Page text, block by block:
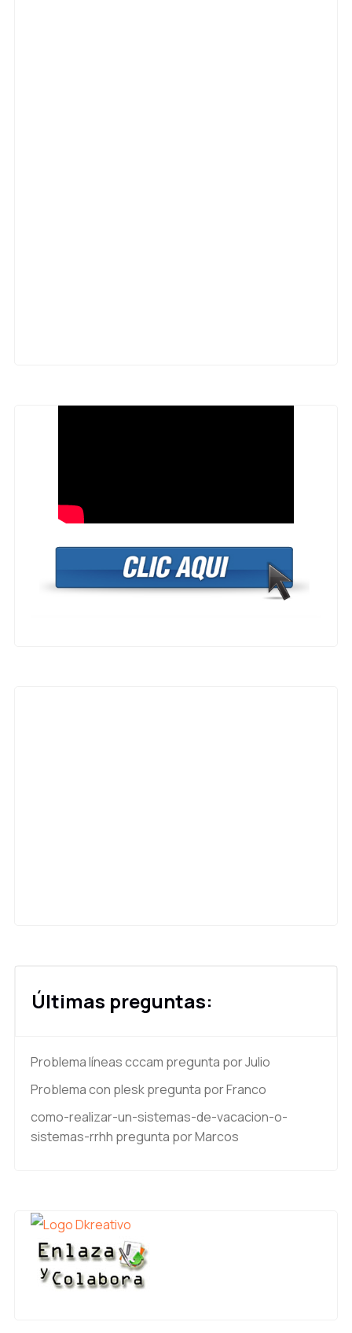
Últimas preguntas:
Problema líneas cccam pregunta por Julio
Problema con pleskpregunta por Franco
como-realizar-un-sistemas-de-vacacion-o-
sistemas-rrhh pregunta por Marcos